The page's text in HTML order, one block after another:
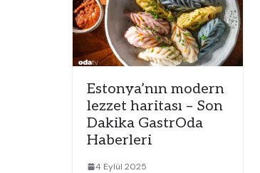
Estonya’nın modern
lezzet haritası – Son
Dakika GastrOda
Haberleri
4 Eylül 2025